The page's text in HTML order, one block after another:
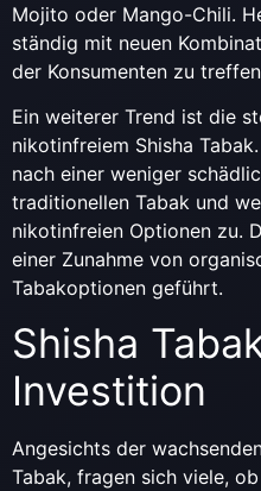
Mojito oder Mango-Chili.
ständig mit neuen
der Konsumenten zu
Ein weiterer Trend ist die
nikotinfreiem Shisha
nach einer weniger
traditionellen Tabak und
nikotinfreien Optionen zu.
einer Zunahme von
Tabakoptionen geführt.
Shisha
Investition
Angesichts der
Tabak, fragen sich viele,